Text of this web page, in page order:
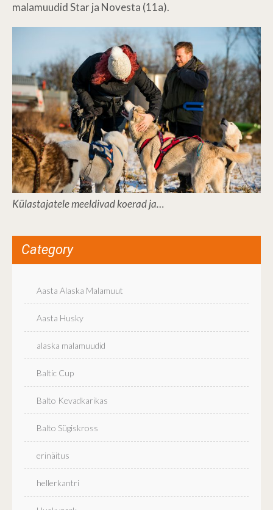
malamuudid Star ja Novesta (11a).
Külastajatele meeldivad koerad ja…
Category
Aasta Alaska Malamuut
Aasta Husky
alaska malamuudid
Baltic Cup
Balto Kevadkarikas
Balto Sügiskross
erinäitus
hellerkantri